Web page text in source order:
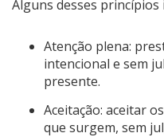
Alguns desses princípios
Atenção plena:
intencional e sem
presente.
Aceitação: aceitar
que surgem, sem